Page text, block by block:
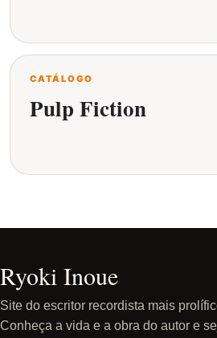
CATÁLOGO
Pulp Fiction
Ryoki Inoue
Site do escritor recordista mais
Conheça a vida e a obra do autor e